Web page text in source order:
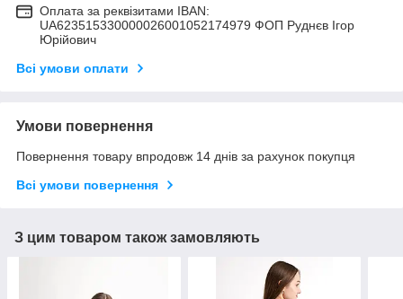
Оплата за реквізитами IBAN:
UA623515330000026001052174979 ФОП Руднєв Ігор
Юрійович
Всі умови оплати
Умови повернення
Повернення товару впродовж 14 днів за рахунок покупця
Всі умови повернення
З цим товаром також замовляють